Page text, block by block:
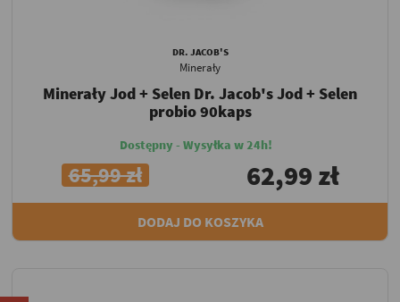
DR. JACOB'S
Minerały
Minerały Jod + Selen Dr. Jacob's Jod + Selen
probio 90kaps
Dostępny - Wysyłka w 24h!
65,99 zł 62,99 zł
DODAJ DO KOSZYKA